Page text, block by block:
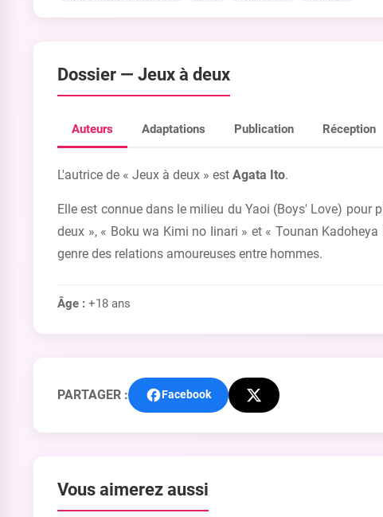
Dossier — Jeux à deux
Auteurs Adaptations Publication Réception
L'autrice de « Jeux à deux » est Agata Ito.
Elle est connue dans le milieu du Yaoi (Boys' Love) pour
deux », « Boku wa Kimi no Iinari » et « Tounan
genre des relations amoureuses entre hommes.
Âge : +18 ans
PARTAGER : Facebook
Vous aimerez aussi